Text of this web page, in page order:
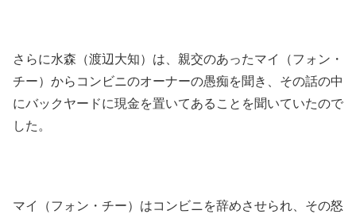
さらに水森（渡辺大知）は、親交のあったマイ（フォン・
チー）からコンビニのオーナーの愚痴を聞き、その話の中
にバックヤードに現金を置いてあることを聞いていたので
した。
マイ（フォン・チー）はコンビニを辞めさせられ、その怒